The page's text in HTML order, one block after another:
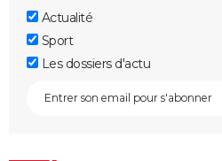
Actualité
Sport
Les dossiers d'actu